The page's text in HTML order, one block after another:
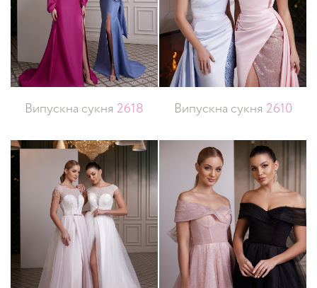
Випускна сукня 2618 Випускна сукня 2610